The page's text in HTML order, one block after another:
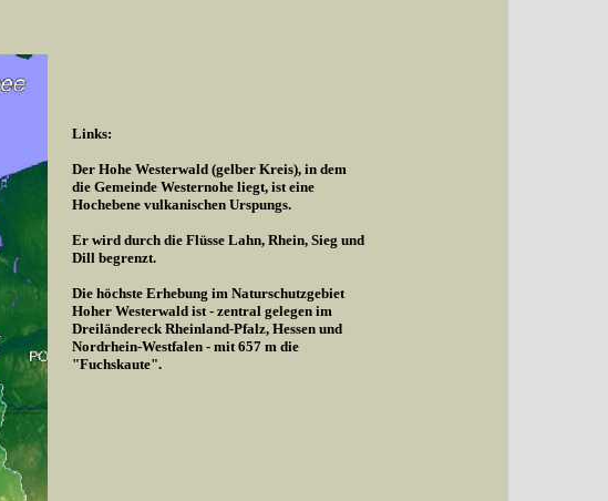
Links:
Der Hohe Westerwald (gelber Kreis), in dem
die Gemeinde Westernohe liegt, ist eine
Hochebene vulkanischen Urspungs.
Er wird durch die Flüsse Lahn, Rhein, Sieg und
Dill begrenzt.
Die höchste Erhebung im Naturschutzgebiet
Hoher Westerwald ist - zentral gelegen im
Dreiländereck Rheinland-Pfalz, Hessen und
Nordrhein-Westfalen - mit 657 m die
"Fuchskaute".